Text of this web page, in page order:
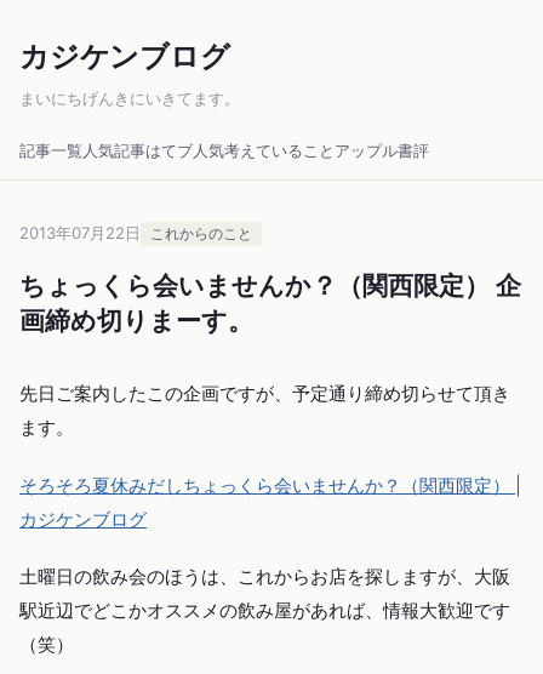
カジケンブログ
まいにちげんきにいきてます。
記事一覧 人気記事はてブ人気考えていること アップル書評
2013年07月22日 これからのこと
ちょっくら会いませんか？（関西限定） 企
画締め切りまーす。
先日ご案内したこの企画ですが、予定通り締め切らせて頂き
ます。
そろそろ夏休みだしちょっくら会いませんか？（関西限定） |
カジケンブログ
土曜日の飲み会のほうは、これからお店を探しますが、大阪
駅近辺でどこかオススメの飲み屋があれば、情報大歓迎です
（笑）